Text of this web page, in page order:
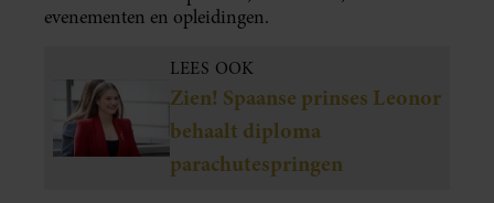
evenementen en opleidingen.
LEES OOK
Zien! Spaanse prinses Leonor
behaalt diploma
parachutespringen